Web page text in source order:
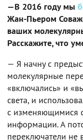
—В 2016 году мы
Жан-Пьером
ваших
Расскажите, что
— Я начну с
молекулярные
«включались» и
света, и
с изменяющимися
информации. А
переключатели не